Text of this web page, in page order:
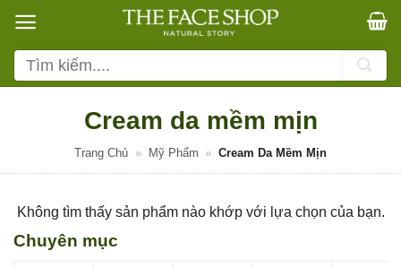
qua
nội
dung
Tìm
kiếm:
Cream da mềm mịn
Trang Chủ » Mỹ Phẩm » Cream Da Mềm Mịn
Không tìm thấy sản phẩm nào khớp với lựa chọn của bạn.
Chuyên mục